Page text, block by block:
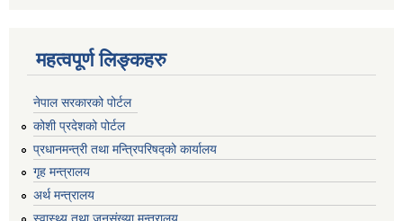
महत्वपूर्ण लिङ्कहरु
नेपाल सरकारको पोर्टल
कोशी प्रदेशको पोर्टल
प्रधानमन्‍त्री तथा मन्‍त्रिपरिषद्को कार्यालय
गृह मन्‍त्रालय
अर्थ मन्त्रालय